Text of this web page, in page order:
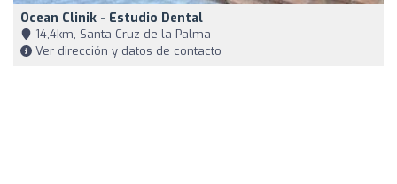
Ocean Clinik - Estudio Dental
14,4km, Santa Cruz de la Palma
Ver dirección y datos de contacto